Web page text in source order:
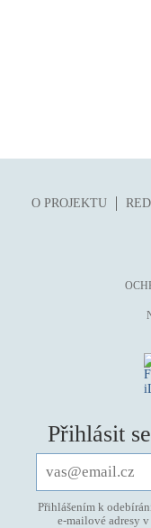
O PROJEKTU
Přihlásit
Přihlášením k
e-mailové adresy